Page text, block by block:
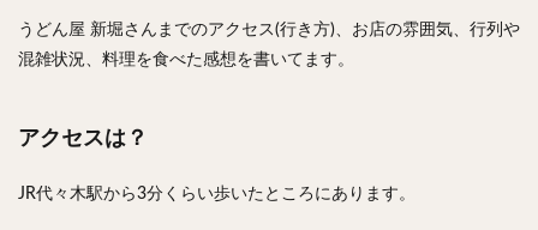
うどん屋 新堀さんまでのアクセス(行き方)、お店の雰囲気、行列や
混雑状況、料理を食べた感想を書いてます。
アクセスは？
JR代々木駅から3分くらい歩いたところにあります。